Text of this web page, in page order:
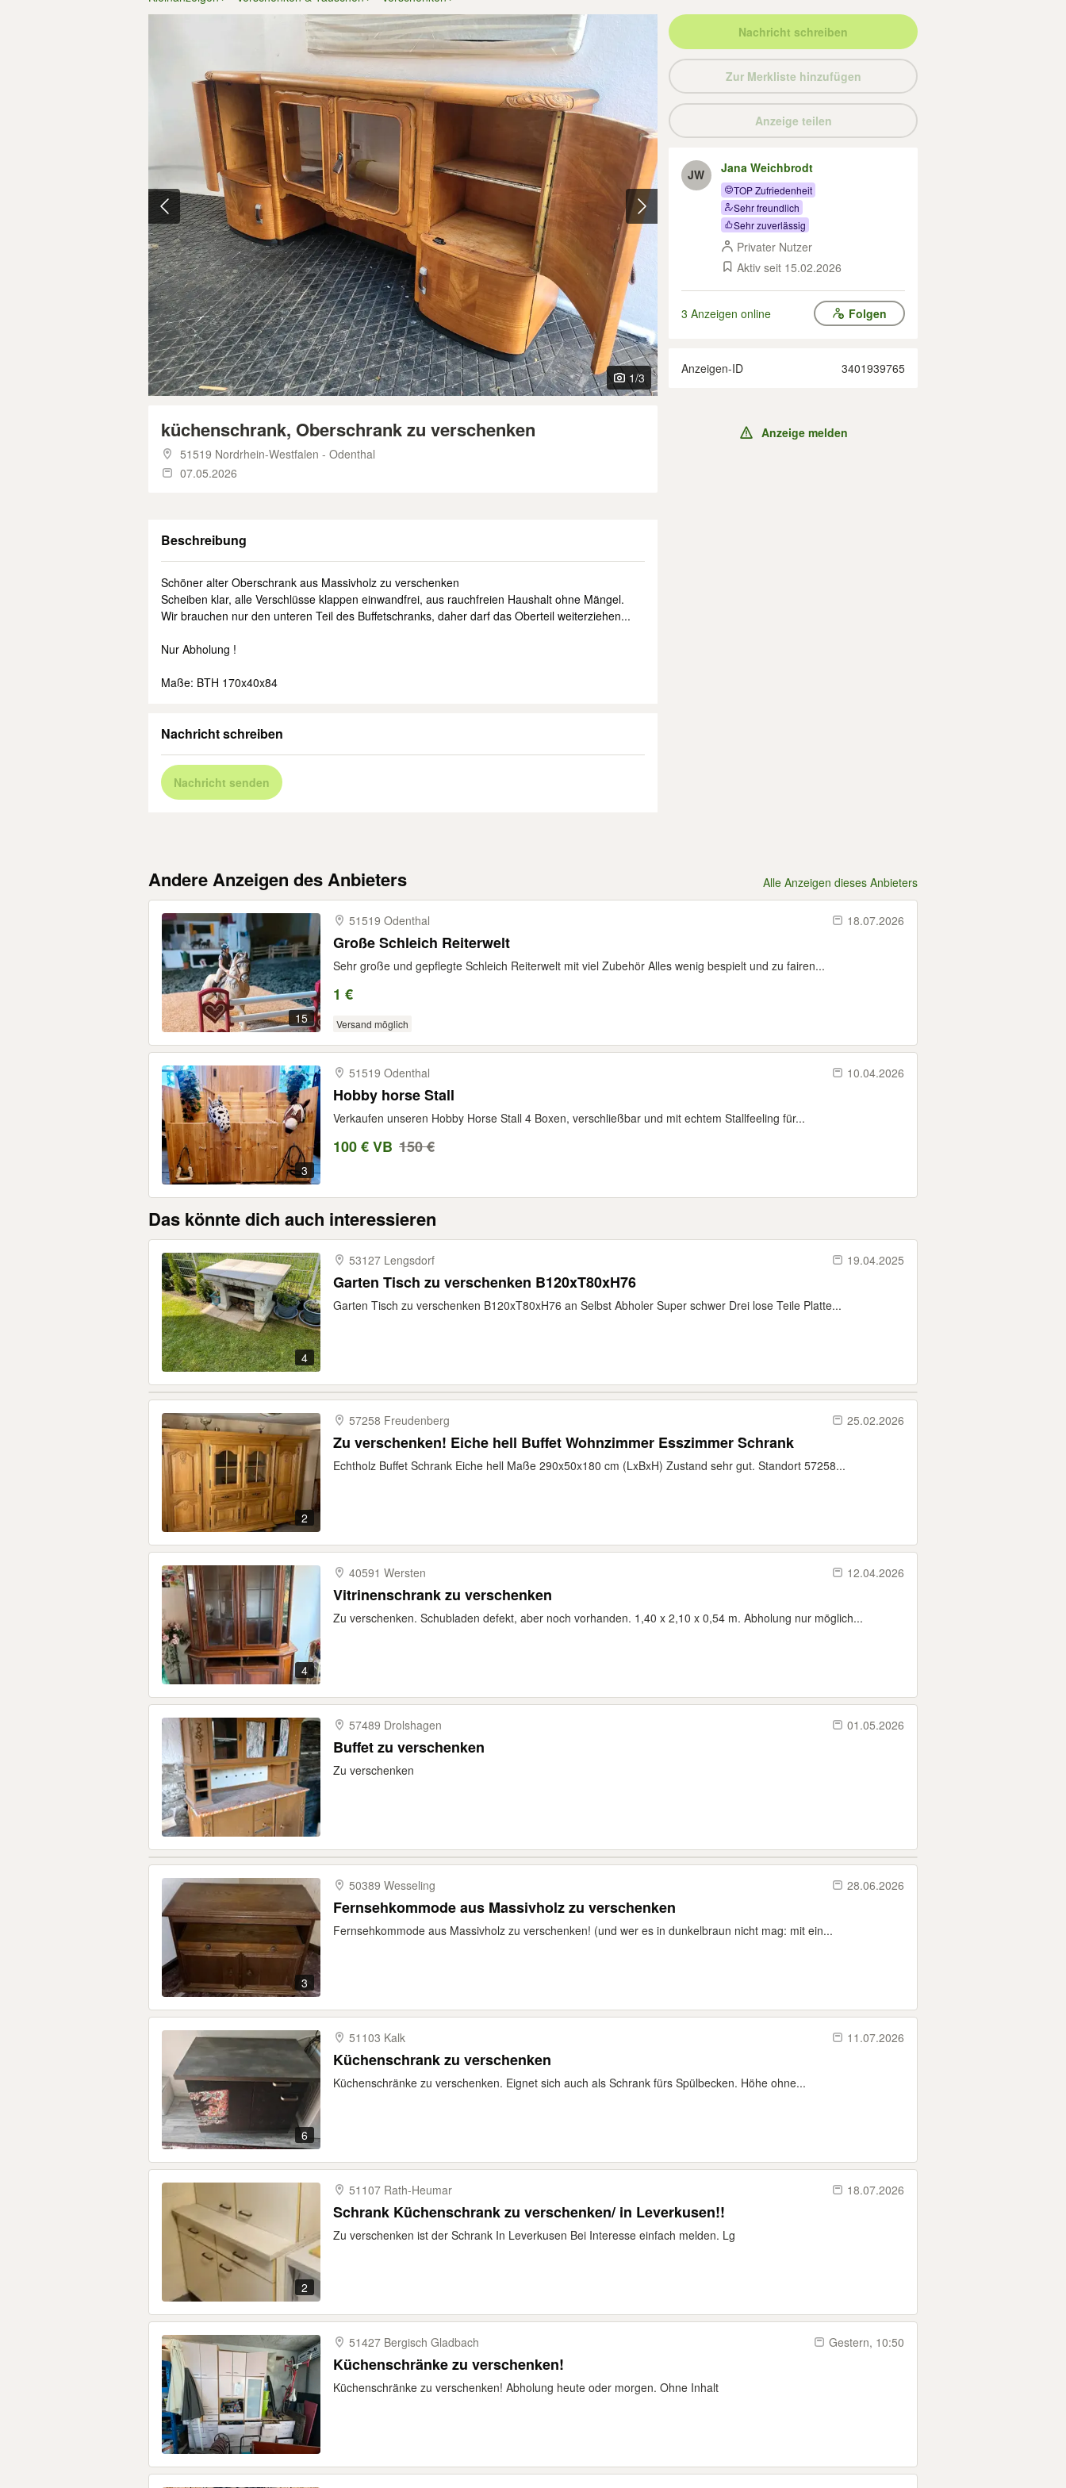
1/3
küchenschrank, Oberschrank zu verschenken
51519 Nordrhein-Westfalen - Odenthal
07.05.2026
Beschreibung
Schöner alter Oberschrank aus Massivholz zu verschenken
Scheiben klar, alle Verschlüsse klappen einwandfrei, aus rauchfreien Haushalt ohne Mängel.
Wir brauchen nur den unteren Teil des Buffetschranks, daher darf das Oberteil weiterziehen...
Nur Abholung !
Maße: BTH 170x40x84
Nachricht schreiben
Nachricht senden
Nachricht schreiben
Zur Merkliste hinzufügen
Anzeige teilen
JW Jana Weichbrodt
TOP Zufriedenheit
Sehr freundlich
Sehr zuverlässig
Privater Nutzer
Aktiv seit 15.02.2026
3 Anzeigen online Folgen
Anzeigen-ID 3401939765
Anzeige melden
Andere Anzeigen des Anbieters Alle Anzeigen dieses Anbieters
15
51519 Odenthal 18.07.2026
Große Schleich Reiterwelt
Sehr große und gepflegte Schleich Reiterwelt mit viel Zubehör Alles wenig bespielt und zu fairen...
1 €
Versand möglich
3
51519 Odenthal 10.04.2026
Hobby horse Stall
Verkaufen unseren Hobby Horse Stall 4 Boxen, verschließbar und mit echtem Stallfeeling für...
100 € VB 150 €
Das könnte dich auch interessieren
4
53127 Lengsdorf 19.04.2025
Garten Tisch zu verschenken B120xT80xH76
Garten Tisch zu verschenken B120xT80xH76 an Selbst Abholer Super schwer Drei lose Teile Platte...
2
57258 Freudenberg 25.02.2026
Zu verschenken! Eiche hell Buffet Wohnzimmer Esszimmer Schrank
Echtholz Buffet Schrank Eiche hell Maße 290x50x180 cm (LxBxH) Zustand sehr gut. Standort 57258...
4
40591 Wersten 12.04.2026
Vitrinenschrank zu verschenken
Zu verschenken. Schubladen defekt, aber noch vorhanden. 1,40 x 2,10 x 0,54 m. Abholung nur möglich...
57489 Drolshagen 01.05.2026
Buffet zu verschenken
Zu verschenken
3
50389 Wesseling 28.06.2026
Fernsehkommode aus Massivholz zu verschenken
Fernsehkommode aus Massivholz zu verschenken! (und wer es in dunkelbraun nicht mag: mit ein...
6
51103 Kalk 11.07.2026
Küchenschrank zu verschenken
Küchenschränke zu verschenken. Eignet sich auch als Schrank fürs Spülbecken. Höhe ohne...
2
51107 Rath-​Heumar 18.07.2026
Schrank Küchenschrank zu verschenken/ in Leverkusen!!
Zu verschenken ist der Schrank In Leverkusen Bei Interesse einfach melden. Lg
51427 Bergisch Gladbach Gestern, 10:50
Küchenschränke zu verschenken!
Küchenschränke zu verschenken! Abholung heute oder morgen. Ohne Inhalt